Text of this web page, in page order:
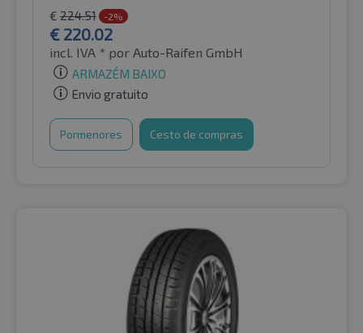
€ 224.51 -2%
€ 220.02
incl. IVA * por Auto-Raifen GmbH
ARMAZÉM BAIXO
Envio gratuito
Pormenores Cesto de compras